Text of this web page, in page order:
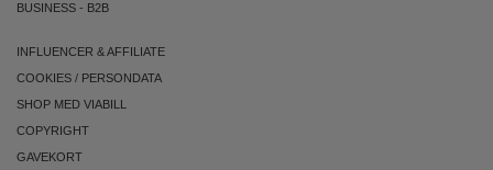
BUSINESS - B2B
INFLUENCER & AFFILIATE
COOKIES / PERSONDATA
SHOP MED VIABILL
COPYRIGHT
GAVEKORT